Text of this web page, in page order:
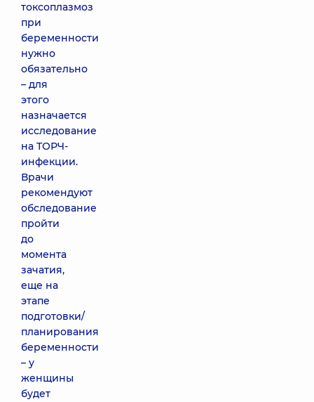
токсоплазмоз
при
беременности
нужно
обязательно
– для
этого
назначается
исследование
на ТОРЧ-
инфекции.
Врачи
рекомендуют
обследование
пройти
до
момента
зачатия,
еще на
этапе
подготовки/
планирования
беременности
– у
женщины
будет